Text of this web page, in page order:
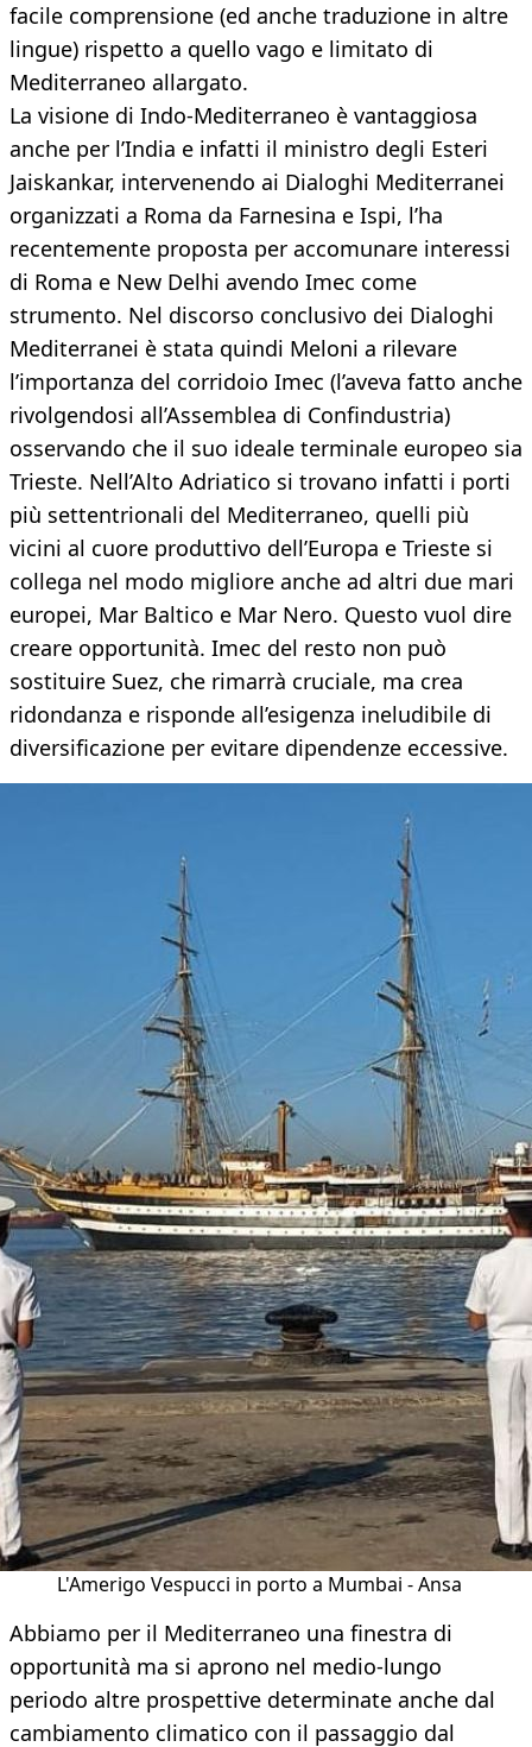
facile comprensione (ed anche traduzione in altre
lingue) rispetto a quello vago e limitato di
Mediterraneo allargato.
La visione di Indo-Mediterraneo è vantaggiosa
anche per l’India e infatti il ministro degli Esteri
Jaiskankar, intervenendo ai Dialoghi Mediterranei
organizzati a Roma da Farnesina e Ispi, l’ha
recentemente proposta per accomunare interessi
di Roma e New Delhi avendo Imec come
strumento. Nel discorso conclusivo dei Dialoghi
Mediterranei è stata quindi Meloni a rilevare
l’importanza del corridoio Imec (l’aveva fatto anche
rivolgendosi all’Assemblea di Confindustria)
osservando che il suo ideale terminale europeo sia
Trieste. Nell’Alto Adriatico si trovano infatti i porti
più settentrionali del Mediterraneo, quelli più
vicini al cuore produttivo dell’Europa e Trieste si
collega nel modo migliore anche ad altri due mari
europei, Mar Baltico e Mar Nero. Questo vuol dire
creare opportunità. Imec del resto non può
sostituire Suez, che rimarrà cruciale, ma crea
ridondanza e risponde all’esigenza ineludibile di
diversificazione per evitare dipendenze eccessive.
L'Amerigo Vespucci in porto a Mumbai - Ansa
Abbiamo per il Mediterraneo una finestra di
opportunità ma si aprono nel medio-lungo
periodo altre prospettive determinate anche dal
cambiamento climatico con il passaggio dal